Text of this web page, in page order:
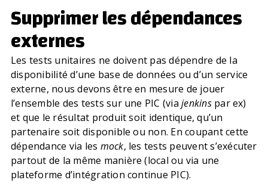
Supprimer les dépendances
externes
Les tests unitaires ne doivent pas dépendre de la
disponibilité d’une base de données ou d’un service
externe, nous devons être en mesure de jouer
l’ensemble des tests sur une PIC (viajenkinspar ex)
et que le résultat produit soit identique, qu’un
partenaire soit disponible ou non. En coupant cette
dépendance via les mock, les tests peuvent s’exécuter
partout de la même manière (local ou via une
plateforme d’intégration continue PIC).